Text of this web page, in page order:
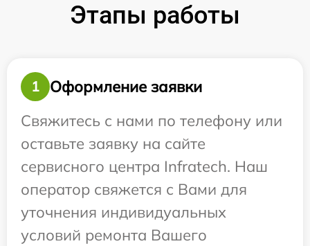
Этапы работы
1
Оформление заявки
Свяжитесь с нами по телефону или
оставьте заявку на сайте
сервисного центра Infratech. Наш
оператор свяжется с Вами для
уточнения индивидуальных
условий ремонта Вашего